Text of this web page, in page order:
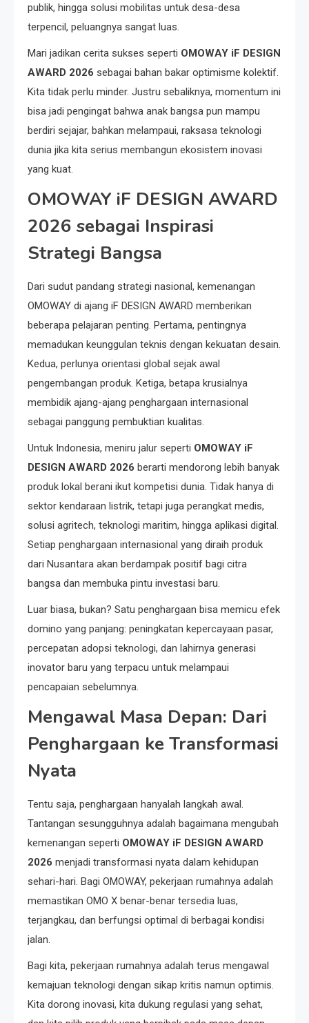
publik, hingga solusi mobilitas untuk desa-desa
terpencil, peluangnya sangat luas.
Mari jadikan cerita sukses seperti OMOWAY iF DESIGN
AWARD 2026 sebagai bahan bakar optimisme kolektif.
Kita tidak perlu minder. Justru sebaliknya, momentum ini
bisa jadi pengingat bahwa anak bangsa pun mampu
berdiri sejajar, bahkan melampaui, raksasa teknologi
dunia jika kita serius membangun ekosistem inovasi
yang kuat.
OMOWAY iF DESIGN AWARD
2026 sebagai Inspirasi
Strategi Bangsa
Dari sudut pandang strategi nasional, kemenangan
OMOWAY di ajang iF DESIGN AWARD memberikan
beberapa pelajaran penting. Pertama, pentingnya
memadukan keunggulan teknis dengan kekuatan desain.
Kedua, perlunya orientasi global sejak awal
pengembangan produk. Ketiga, betapa krusialnya
membidik ajang-ajang penghargaan internasional
sebagai panggung pembuktian kualitas.
Untuk Indonesia, meniru jalur seperti OMOWAY iF
DESIGN AWARD 2026 berarti mendorong lebih banyak
produk lokal berani ikut kompetisi dunia. Tidak hanya di
sektor kendaraan listrik, tetapi juga perangkat medis,
solusi agritech, teknologi maritim, hingga aplikasi digital.
Setiap penghargaan internasional yang diraih produk
dari Nusantara akan berdampak positif bagi citra
bangsa dan membuka pintu investasi baru.
Luar biasa, bukan? Satu penghargaan bisa memicu efek
domino yang panjang: peningkatan kepercayaan pasar,
percepatan adopsi teknologi, dan lahirnya generasi
inovator baru yang terpacu untuk melampaui
pencapaian sebelumnya.
Mengawal Masa Depan: Dari
Penghargaan ke Transformasi
Nyata
Tentu saja, penghargaan hanyalah langkah awal.
Tantangan sesungguhnya adalah bagaimana mengubah
kemenangan seperti OMOWAY iF DESIGN AWARD
2026 menjadi transformasi nyata dalam kehidupan
sehari-hari. Bagi OMOWAY, pekerjaan rumahnya adalah
memastikan OMO X benar-benar tersedia luas,
terjangkau, dan berfungsi optimal di berbagai kondisi
jalan.
Bagi kita, pekerjaan rumahnya adalah terus mengawal
kemajuan teknologi dengan sikap kritis namun optimis.
Kita dorong inovasi, kita dukung regulasi yang sehat,